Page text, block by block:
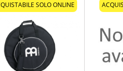
SOLO ONLINE